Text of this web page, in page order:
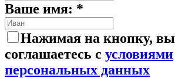
Ваше имя: *
Нажимая на кнопку, вы
соглашаетесь с условиями
персональных данных